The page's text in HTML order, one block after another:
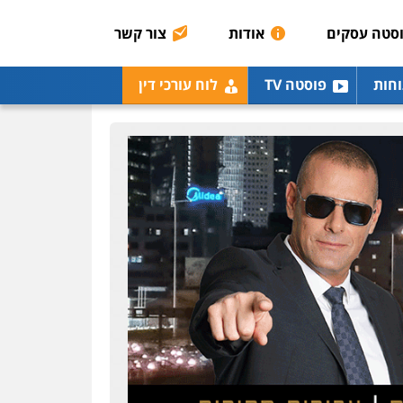
עסקים אודות צור קשר
פוסטה TV לוח עורכי דין
מחיקת כתבות מגוגל
ודחיקת אזכורים שליליים
דין
0522508109
אחסון אתרים
מהירות הגנה גיבוי
תמיכה שירותים מקצועיים
לעורכי דין
מרכז התחלה חדשה
אסירים עבירות מין
שירותים מקצועיים לעורכי
דין
0544500346
מאיה בלום, עו"ס,
טיפול ושיקום
טיפול בהתמכרויות